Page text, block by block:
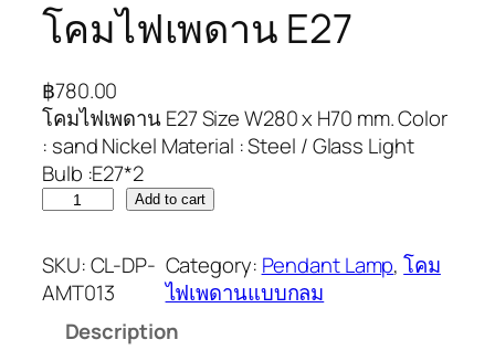
โคมไฟเพดาน E27
฿780.00
โคมไฟเพดาน E27 Size W280 x H70 mm. Color
: sand Nickel Material : Steel / Glass Light
Bulb :E27*2
Add to cart
SKU:CL-DP-
AMT013
Category: Pendant Lamp, โคม
ไฟเพดานแบบกลม
Description